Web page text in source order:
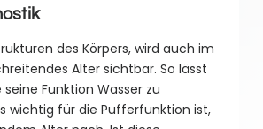
des Körpers, wird auch im
Alter sichtbar. So lässt
seine Funktion Wasser zu
wichtig für die Pufferfunktion ist,